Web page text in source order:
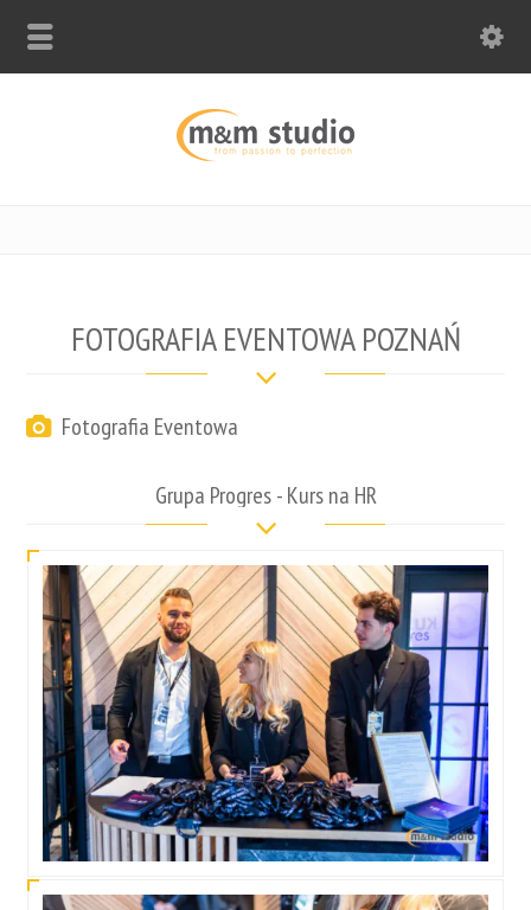
FOTOGRAFIA EVENTOWA POZNAŃ
Fotografia Eventowa
Grupa Progres - Kurs na HR